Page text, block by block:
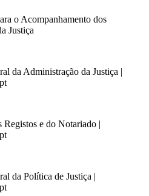
o Acompanhamento dos
Justiça
da Administração da Justiça |
Registos e do Notariado |
da Política de Justiça |